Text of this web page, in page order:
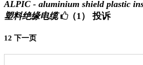
ALPIC - aluminium shield plastic
塑料绝缘电缆
（1） 投诉
12 下一页